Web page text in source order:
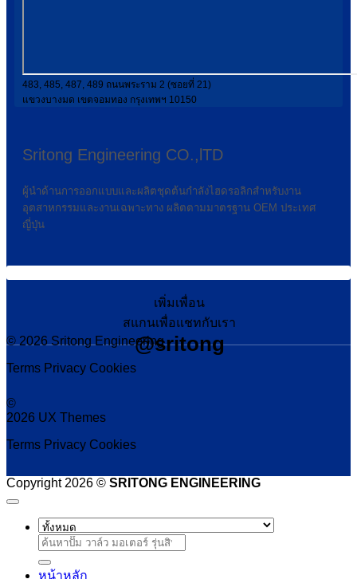
483, 485, 487, 489 ถนนพระราม 2 (ซอยที่ 21)
แขวงบางมด เขตจอมทอง กรุงเทพฯ 10150
Sritong Engineering CO.,lTD
ผู้นำด้านการออกแบบและผลิตชุดต้นกำลังไฮดรอลิกสำหรับงาน
อุตสาหกรรมและงานเฉพาะทาง ผลิตตามมาตรฐาน OEM ประเทศ
ญี่ปุ่น
เพิ่มเพื่อน
สแกนเพื่อแชทกับเรา
@sritong
© 2026 Sritong Engineering
Terms Privacy Cookies
©
2026 UX Themes
Terms Privacy Cookies
Copyright 2026 © SRITONG ENGINEERING
ค้นหา:
หน้าหลัก